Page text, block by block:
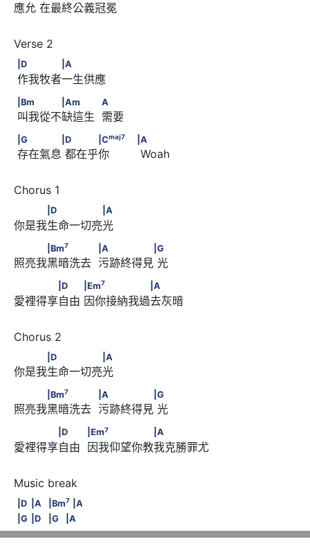
|Asus4 A
應允 在最終公義冠冕
|D      　　　　|A
|D |A
作我牧者一生供應
|Bm      　　　　|Am　　　            A
|Bm |Am A
叫我從不缺這生  需要
|G      　　　　|D      　　　|C
|A
|G |D |Cmaj7 |A
存在氣息 都在乎你         Woah
|D　　　　　|A
|D |A
你是我生命一切亮光
|Bm7 |A　　　　　|G
|Bm7 |A |G
照亮我黑暗洗去  污跡終得見 光
|D　　      |Em
|A
|D |Em7 |A
愛裡得享自由 因你接納我過去灰暗
|D　　　　　|A
|D |A
你是我生命一切亮光
|Bm7 |A　　　　　|G
|Bm7 |A |G
照亮我黑暗洗去  污跡終得見 光
|D　　       |Em
|A
|D |Em7 |A
愛裡得享自由  因我仰望你教我克勝罪尤
|D                              |A                              |Bm
|D |A |Bm7 |A
|G                              |D                              |G
|G |D |G |A